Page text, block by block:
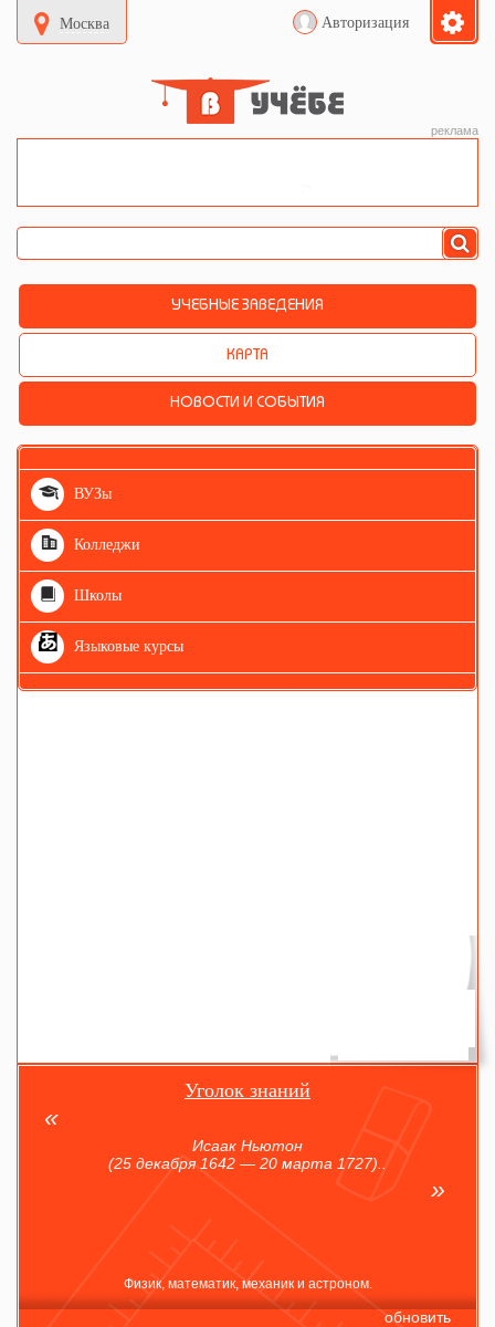
Москва Авторизация
реклама
УЧЕБНЫЕ ЗАВЕДЕНИЯ
КАРТА
НОВОСТИ И СОБЫТИЯ
ВУЗы
Колледжи
Школы
Языковые курсы
Уголок знаний
Исаак Ньютон
(25 декабря 1642 — 20 марта 1727)..
Физик, математик, механик и астроном.
обновить